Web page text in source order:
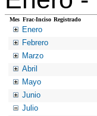
Mes Frac-Inciso Registrado
Enero
Febrero
Marzo
Abril
Mayo
Junio
Julio